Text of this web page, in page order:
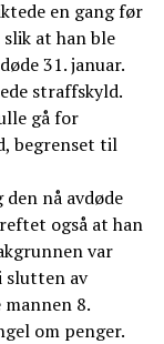
en gang før
at han ble
31. januar.
straffskyld.
gå for
begrenset til
nå avdøde
også at han
var
slutten av
8.
om penger.